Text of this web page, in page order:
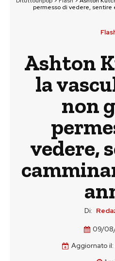
permesso di vedere, sentire
Ashton
la
non
vedere,
Di:
09/
Aggiornato il: